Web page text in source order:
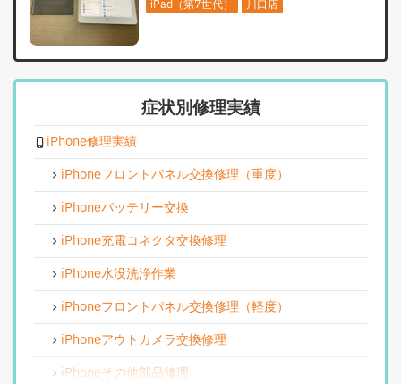
iPad（第7世代） 川口店
症状別修理実績
iPhone修理実績
iPhoneフロントパネル交換修理（重度）
iPhoneバッテリー交換
iPhone充電コネクタ交換修理
iPhone水没洗浄作業
iPhoneフロントパネル交換修理（軽度）
iPhoneアウトカメラ交換修理
iPhoneその他部品修理